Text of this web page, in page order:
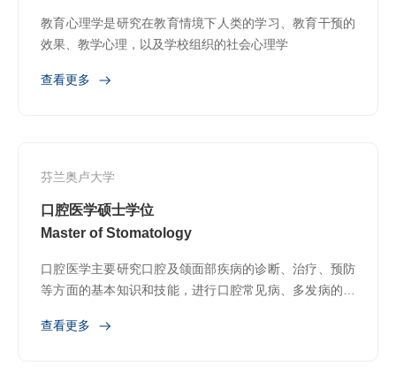
教育心理学是研究在教育情境下人类的学习、教育干预的
效果、教学心理，以及学校组织的社会心理学
查看更多
芬兰奥卢大学
口腔医学硕士学位
Master of Stomatology
口腔医学主要研究口腔及颌面部疾病的诊断、治疗、预防
等方面的基本知识和技能，进行口腔常见病、多发病的诊
查看更多